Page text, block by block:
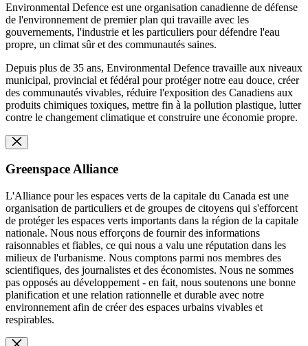
Environmental Defence est une organisation canadienne de défense
de l'environnement de premier plan qui travaille avec les
gouvernements, l'industrie et les particuliers pour défendre l'eau
propre, un climat sûr et des communautés saines.
Depuis plus de 35 ans, Environmental Defence travaille aux niveaux
municipal, provincial et fédéral pour protéger notre eau douce, créer
des communautés vivables, réduire l'exposition des Canadiens aux
produits chimiques toxiques, mettre fin à la pollution plastique, lutter
contre le changement climatique et construire une économie propre.
Greenspace Alliance
L'Alliance pour les espaces verts de la capitale du Canada est une
organisation de particuliers et de groupes de citoyens qui s'efforcent
de protéger les espaces verts importants dans la région de la capitale
nationale. Nous nous efforçons de fournir des informations
raisonnables et fiables, ce qui nous a valu une réputation dans les
milieux de l'urbanisme. Nous comptons parmi nos membres des
scientifiques, des journalistes et des économistes. Nous ne sommes
pas opposés au développement - en fait, nous soutenons une bonne
planification et une relation rationnelle et durable avec notre
environnement afin de créer des espaces urbains vivables et
respirables.